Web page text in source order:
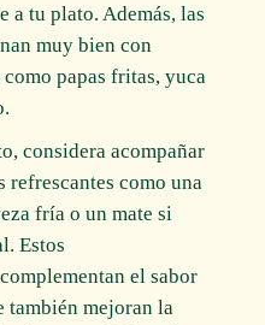
a tu plato. Además, las
muy bien con
papas fritas, yuca
considera acompañar
refrescantes como una
fría o un mate si
Estos
el sabor
también mejoran la